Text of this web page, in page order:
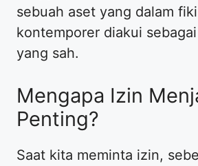
sebuah aset yang dalam
kontemporer diakui
yang sah.
​Mengapa Izin
Penting?
​Saat kita meminta izin,